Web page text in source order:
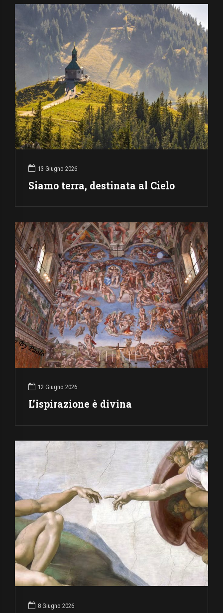
13 Giugno 2026
Siamo terra, destinata al Cielo
12 Giugno 2026
L’ispirazione è divina
8 Giugno 2026